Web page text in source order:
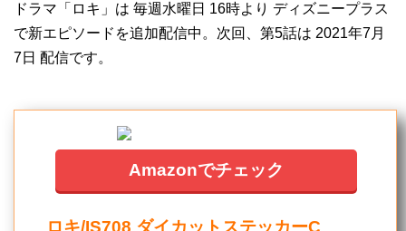
ドラマ「ロキ」は 毎週水曜日 16時より ディズニープラス
で新エピソードを追加配信中。次回、第5話は 2021年7月
7日 配信です。
Amazonでチェック
ロキ/IS708 ダイカットステッカーC